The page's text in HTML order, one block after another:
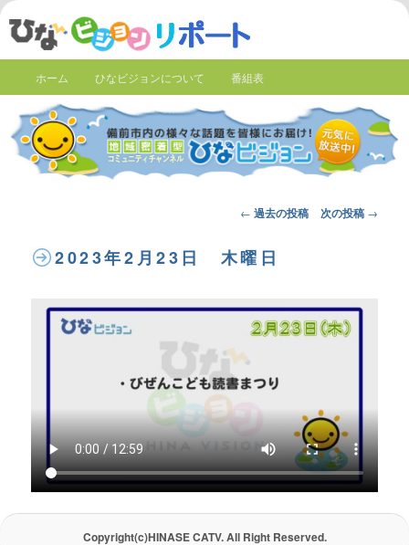
ホーム ひなビジョンについて 番組表
Post
← 過去の投稿 次の投稿 →
2023年2月23日 木曜日
Copyright(c)HINASE CATV. All Right Reserved.